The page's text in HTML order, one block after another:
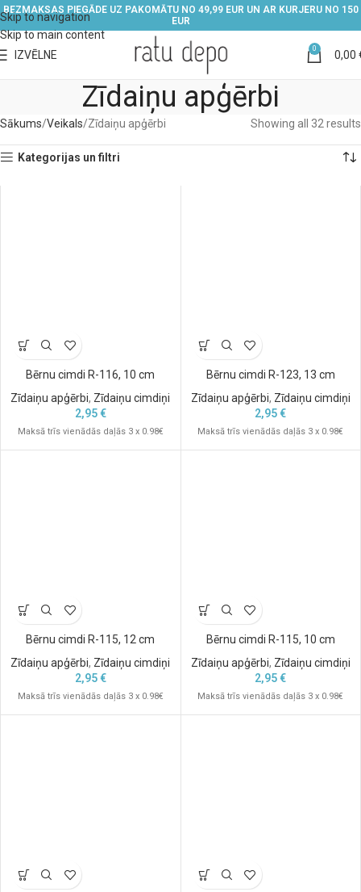
Skip to navigation
Skip to main content
BEZMAKSAS PIEGĀDE UZ PAKOMĀTU NO 49,99 EUR UN AR KURJERU NO 150
EUR
IZVĒLNE 0 0,00
Zīdaiņu apģērbi
Sākums Veikals Zīdaiņu apģērbi Showing all 32 results
Kategorijas un filtri
Bērnu cimdi R-116, 10 cm
Zīdaiņu apģērbi, Zīdaiņu cimdiņi
2,95€
Maksā trīs vienādās daļās 3 x 0.98€
Bērnu cimdi R-123, 13 cm
Zīdaiņu apģērbi, Zīdaiņu cimdiņi
2,95€
Maksā trīs vienādās daļās 3 x 0.98€
Bērnu cimdi R-115, 12 cm
Zīdaiņu apģērbi, Zīdaiņu cimdiņi
2,95€
Maksā trīs vienādās daļās 3 x 0.98€
Bērnu cimdi R-115, 10 cm
Zīdaiņu apģērbi, Zīdaiņu cimdiņi
2,95€
Maksā trīs vienādās daļās 3 x 0.98€